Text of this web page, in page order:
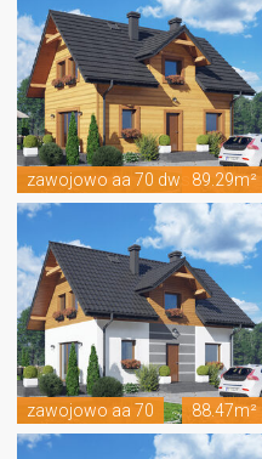
zawojowo aa 70 dws 89.29m²
zawojowo aa 70 88.47m²